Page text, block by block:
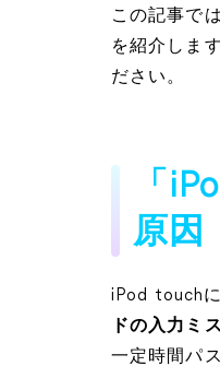
この記事で
を紹介しま
ださい。
「
原因
iPod touch
ドの入力ミス
一定時間パ